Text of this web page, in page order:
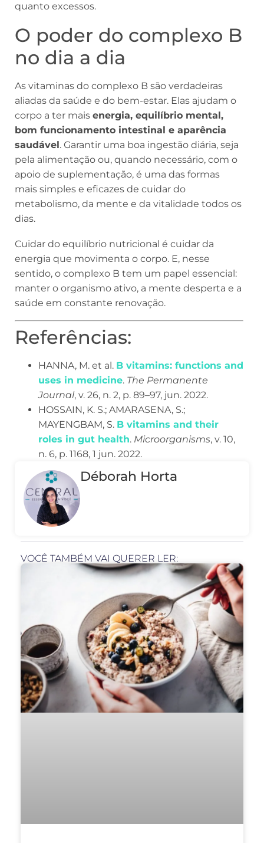
quanto excessos.
O poder do complexo B
no dia a dia
As vitaminas do complexo B são verdadeiras
aliadas da saúde e do bem-estar. Elas ajudam o
corpo a ter mais energia, equilíbrio mental,
bom funcionamento intestinal e aparência
saudável. Garantir uma boa ingestão diária, seja
pela alimentação ou, quando necessário, com o
apoio de suplementação, é uma das formas
mais simples e eficazes de cuidar do
metabolismo, da mente e da vitalidade todos os
dias.
Cuidar do equilíbrio nutricional é cuidar da
energia que movimenta o corpo. E, nesse
sentido, o complexo B tem um papel essencial:
manter o organismo ativo, a mente desperta e a
saúde em constante renovação.
Referências:
HANNA, M. et al. B vitamins: functions and
uses in medicine. The Permanente
Journal, v. 26, n. 2, p. 89–97, jun. 2022.
HOSSAIN, K. S.; AMARASENA, S.;
MAYENGBAM, S. B vitamins and their
roles in gut health. Microorganisms, v. 10,
n. 6, p. 1168, 1 jun. 2022.
Déborah Horta
VOCÊ TAMBÉM VAI QUERER LER: